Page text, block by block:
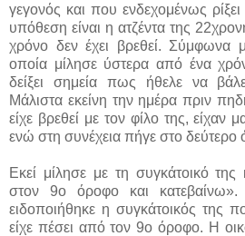
γεγονός και που ενδεχομένως
υπόθεση είναι η ατζέντα της
χρόνο δεν έχει βρεθεί. Σύμφωνα
οποία μίλησε ύστερα από ένα
δείξει σημεία πως ήθελε να
Μάλιστα εκείνη την ημέρα πριν
είχε βρεθεί με τον φίλο της, είχαν
ενώ στη συνέχεια πήγε στο δεύτερο
Εκεί μίλησε με τη συγκάτοικό της
στον 9ο όροφο και
ειδοποιήθηκε η συγκάτοικός της
είχε πέσει από τον 9ο όροφο. Η